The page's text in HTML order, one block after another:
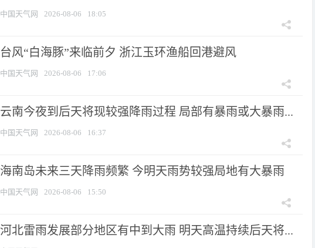
中国天气网 2026-08-06 18:05
台风“白海豚”来临前夕 浙江玉环渔船回港避风
中国天气网 2026-08-06 17:06
云南今夜到后天将现较强降雨过程 局部有暴雨或大暴雨...
中国天气网 2026-08-06 16:37
海南岛未来三天降雨频繁 今明天雨势较强局地有大暴雨
中国天气网 2026-08-06 15:50
河北雷雨发展部分地区有中到大雨 明天高温持续后天将...